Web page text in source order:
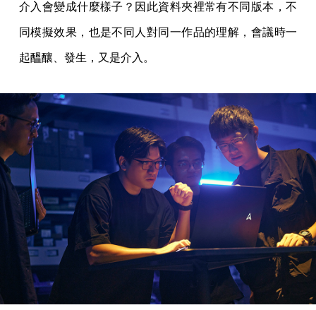
介入會變成什麼樣子？因此資料夾裡常有不同版本，不
同模擬效果，也是不同人對同一作品的理解，會議時一
起醞釀、發生，又是介入。